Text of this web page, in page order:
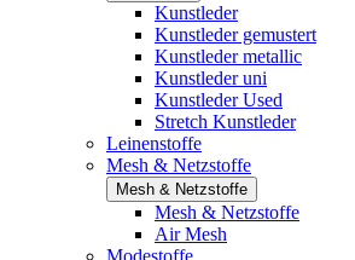
Kunstleder
Kunstleder gemustert
Kunstleder metallic
Kunstleder uni
Kunstleder Used
Stretch Kunstleder
Leinenstoffe
Mesh & Netzstoffe
Mesh & Netzstoffe
Mesh & Netzstoffe
Air Mesh
Modestoffe